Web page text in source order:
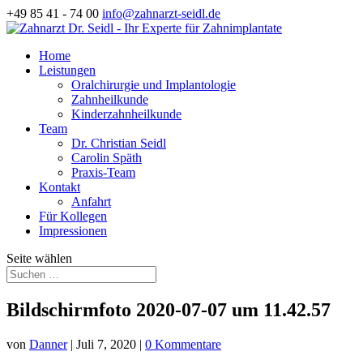
+49 85 41 - 74 00 info@zahnarzt-seidl.de
Home
Leistungen
Oralchirurgie und Implantologie
Zahnheilkunde
Kinderzahnheilkunde
Team
Dr. Christian Seidl
Carolin Späth
Praxis-Team
Kontakt
Anfahrt
Für Kollegen
Impressionen
Seite wählen
Bildschirmfoto 2020-07-07 um 11.42.57
von Danner| Juli 7, 2020 | 0 Kommentare